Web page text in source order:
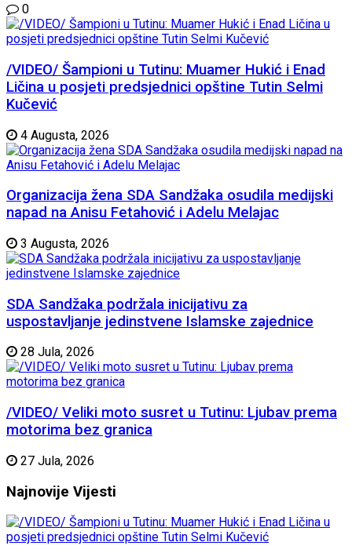
0
/VIDEO/ Šampioni u Tutinu: Muamer Hukić i Enad
Ličina u posjeti predsjednici opštine Tutin Selmi
Kučević
4 Augusta, 2026
Organizacija žena SDA Sandžaka osudila medijski
napad na Anisu Fetahović i Adelu Melajac
3 Augusta, 2026
SDA Sandžaka podržala inicijativu za
uspostavljanje jedinstvene Islamske zajednice
28 Jula, 2026
/VIDEO/ Veliki moto susret u Tutinu: Ljubav prema
motorima bez granica
27 Jula, 2026
Najnovije Vijesti